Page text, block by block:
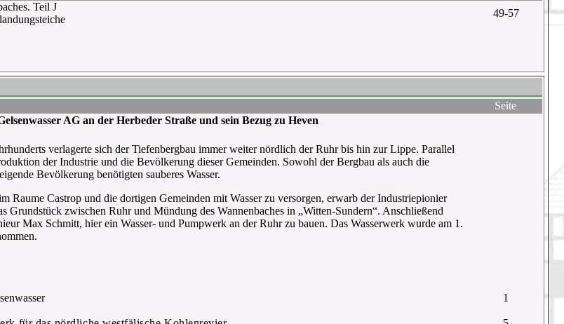
Teil J
49-57
Seite
AG an der Herbeder Straße und sein Bezug zu Heven
verlagerte sich der Tiefenbergbau immer weiter nördlich der Ruhr bis hin zur Lippe. Parallel
der Industrie und die Bevölkerung dieser Gemeinden. Sowohl der Bergbau als auch die
Bevölkerung benötigten sauberes Wasser.
Raume Castrop und die dortigen Gemeinden mit Wasser zu versorgen, erwarb der Industriepionier
Grundstück zwischen Ruhr und Mündung des Wannenbaches in „Witten-Sundern“. Anschließend
Max Schmitt, hier ein Wasser- und Pumpwerk an der Ruhr zu bauen. Das Wasserwerk wurde am 1.
1